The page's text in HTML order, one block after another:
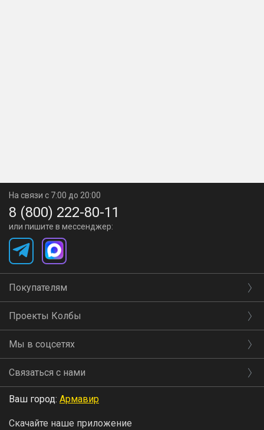
На связи с 7:00 до 20:00
8 (800) 222-80-11
или пишите в мессенджер:
Покупателям
Проекты Колбы
Мы в соцсетях
Связаться с нами
Ваш город: Армавир
Скачайте наше приложение